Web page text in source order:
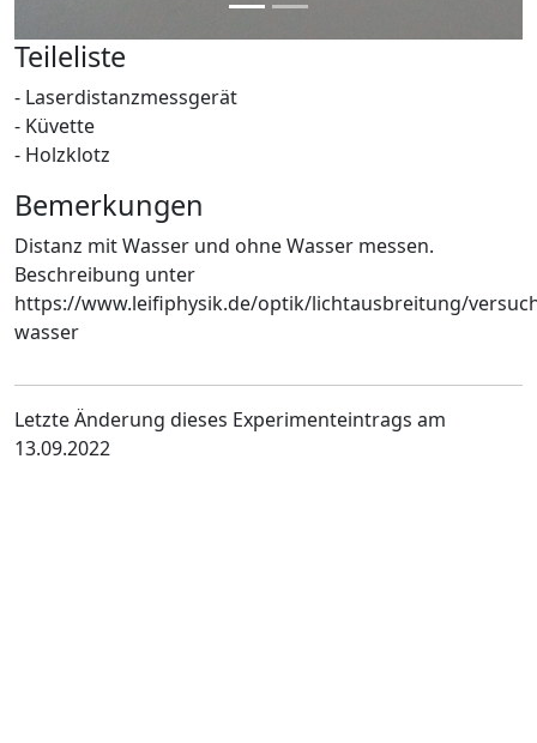
Teileliste
- Laserdistanzmessgerät
- Küvette
- Holzklotz
Bemerkungen
Distanz mit Wasser und ohne Wasser messen.
Beschreibung unter
https://www.leifiphysik.de/optik/lichtausbreitung/
wasser
Letzte Änderung dieses Experimenteintrags am
13.09.2022